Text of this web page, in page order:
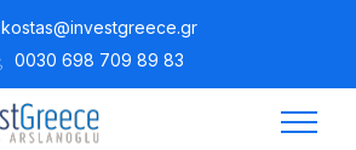
kostas@investgreece.gr
0030 698 709 89 83